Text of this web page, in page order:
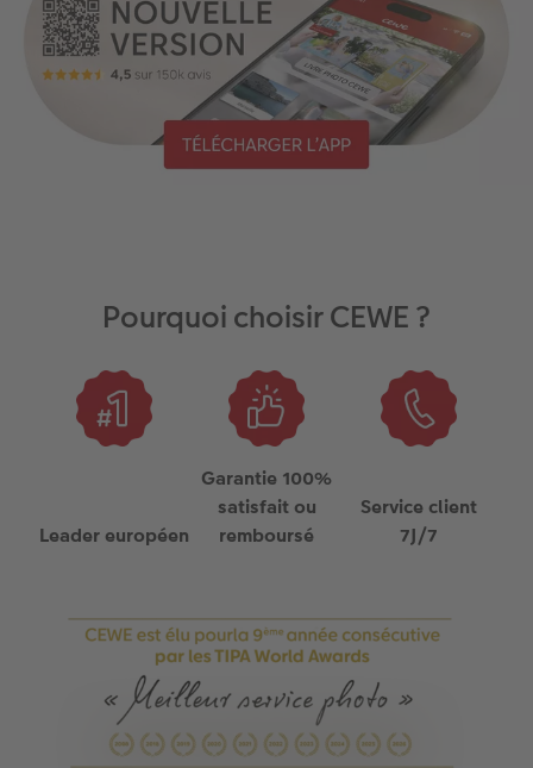
Pourquoi choisir CEWE ?
Leader européen
Garantie 100%
satisfait ou
remboursé
Service client
7J/7